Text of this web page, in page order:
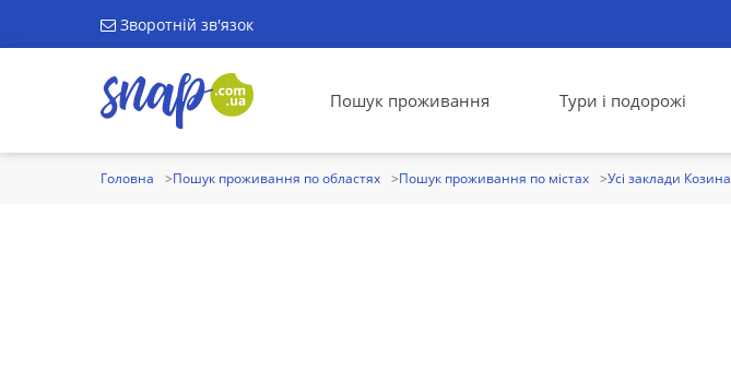
Зворотній зв'язок
Пошук проживання Тури і подорожі
Головна Пошук проживання по областях Пошук проживання по містах Усі заклади Козина